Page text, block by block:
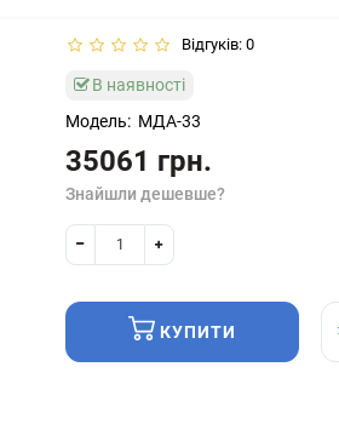
Відгуків: 0
В наявності
Модель: МДА-33
35061 грн.
Знайшли дешевше?
КУПИТИ